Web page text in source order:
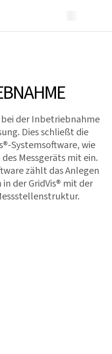
der Inbetriebnahme
Dies schließt die
®-Systemsoftware, wie
Messgeräts mit ein.
zählt das Anlegen
in derGridVis® mit der